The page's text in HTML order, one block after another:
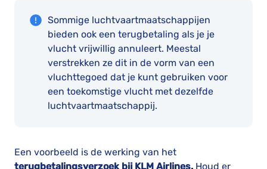
Sommige luchtvaartmaatschappijen
bieden ook een terugbetaling als je je
vlucht vrijwillig annuleert. Meestal
verstrekken ze dit in de vorm van een
vluchttegoed dat je kunt gebruiken voor
een toekomstige vlucht met dezelfde
luchtvaartmaatschappij.
Een voorbeeld is de werking van het
terugbetalingsverzoek bij KLM Airlines. Houd er